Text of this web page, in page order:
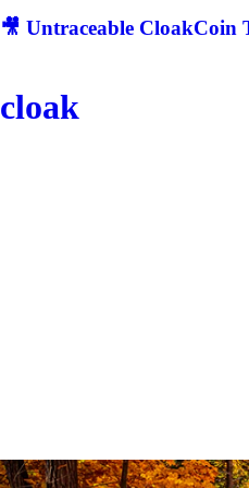
🎥 Untraceable CloakCoin
cloak